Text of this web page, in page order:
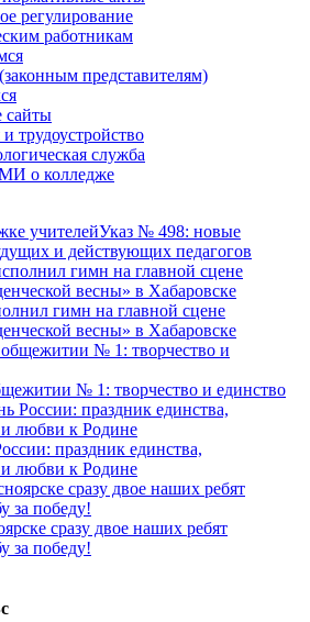
регулирование
работникам
представителям)
сайты
трудоустройство
служба
о колледже
Указ № 498: новые
и действующих педагогов
гимн на главной сцене
весны» в Хабаровске
№ 1: творчество и единство
праздник единства,
и любви к Родине
сразу двое наших ребят
за победу!